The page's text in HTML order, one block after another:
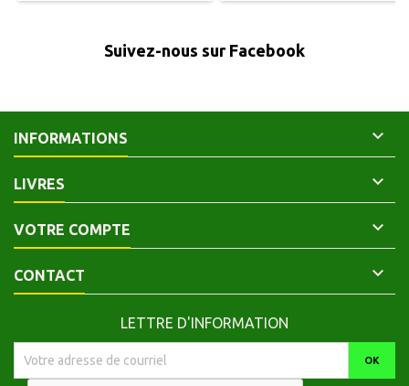
Suivez-nous sur Facebook
INFORMATIONS 
LIVRES 
VOTRE COMPTE 
CONTACT 
LETTRE D'INFORMATION